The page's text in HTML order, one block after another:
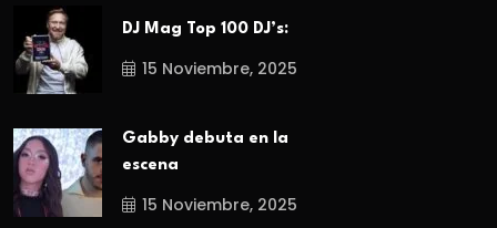
DJ Mag Top 100 DJ’s:
15 Noviembre, 2025
Gabby debuta en la
escena
15 Noviembre, 2025